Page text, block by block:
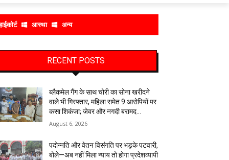
आस्था अन्य
RECENT POSTS
ब्लैकमेल गैंग के साथ चोरी का सोना खरीदने
वाले भी गिरफ्तार, महिला समेत 9 आरोपियों पर
कसा शिकंजा; जेवर और नगदी बरामद…
August 6, 2026
पदोन्नति और वेतन विसंगति पर भड़के पटवारी,
बोले—अब नहीं मिला न्याय तो होगा प्रदेशव्यापी